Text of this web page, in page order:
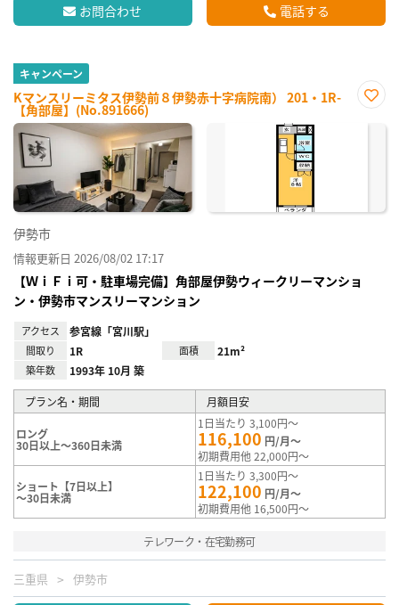
お問合わせ 電話する
キャンペーン
Kマンスリーミタス伊勢前８伊勢赤十字病院南） 201・1R-
【角部屋】(No.891666)
に入
伊勢市
情報更新日 2026/08/02 17:17
【ＷｉＦｉ可・駐車場完備】角部屋伊勢ウィークリーマンショ
ン・伊勢市マンスリーマンション
アクセス 参宮線「宮川駅」
間取り 1R 面積 21m²
築年数 1993年 10月 築
プラン名・期間 月額目安
ロング
30日以上～360日未満
1日当たり 3,100円～
116,100 円/月～
初期費用他 22,000円～
ショート【7日以上】
～30日未満
1日当たり 3,300円～
122,100 円/月～
初期費用他 16,500円～
テレワーク・在宅勤務可
三重県 伊勢市